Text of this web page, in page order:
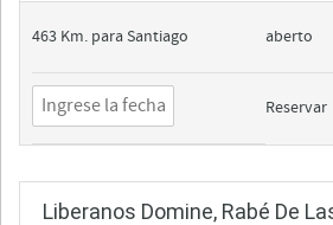
463 Km. para Santiago aberto
Reservar
Liberanos Domine, Rabé De